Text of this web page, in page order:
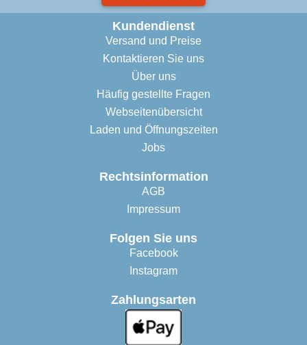
Kundendienst
Versand und Preise
Kontaktieren Sie uns
Über uns
Häufig gestellte Fragen
Webseitenübersicht
Laden und Öffnungszeiten
Jobs
Rechtsinformation
AGB
Impressum
Folgen Sie uns
Facebook
Instagram
Zahlungsarten